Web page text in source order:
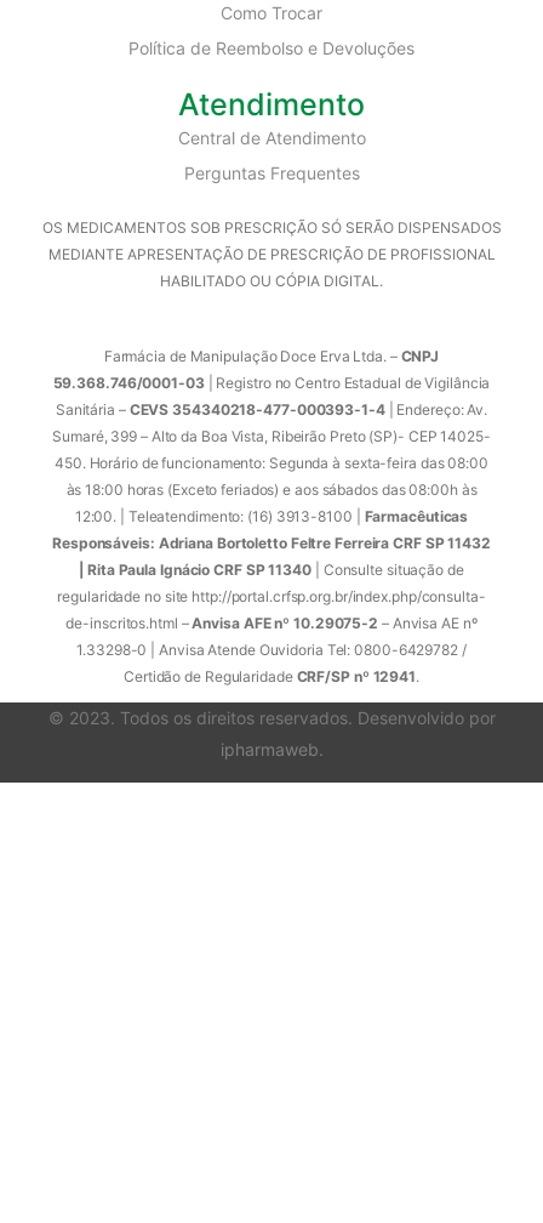
Como Trocar
Política de Reembolso e Devoluções
Atendimento
Central de Atendimento
Perguntas Frequentes
OS MEDICAMENTOS SOB PRESCRIÇÃO SÓ SERÃO DISPENSADOS
MEDIANTE APRESENTAÇÃO DE PRESCRIÇÃO DE PROFISSIONAL
HABILITADO OU CÓPIA DIGITAL.
Farmácia de Manipulação Doce Erva Ltda. – CNPJ
59.368.746/0001-03| Registro no Centro Estadual de Vigilância
Sanitária –CEVS 354340218-477-000393-1-4| Endereço: Av.
Sumaré, 399 – Alto da Boa Vista, Ribeirão Preto (SP)- CEP 14025-
450. Horário de funcionamento: Segunda à sexta-feira das 08:00
às 18:00 horas (Exceto feriados) e aos sábados das 08:00h às
12:00. | Teleatendimento: (16) 3913-8100 | Farmacêuticas
Responsáveis: Adriana Bortoletto Feltre Ferreira CRF SP 11432
| Rita Paula Ignácio CRF SP 11340 | Consulte situação de
regularidade no site http://portal.crfsp.org.br/index.php/consulta-
de-inscritos.html –Anvisa AFE nº 10.29075-2 – Anvisa AE nº
1.33298-0 | Anvisa Atende Ouvidoria Tel: 0800-6429782 /
Certidão de Regularidade CRF/SP nº 12941.
© 2023. Todos os direitos reservados. Desenvolvido por
ipharmaweb.